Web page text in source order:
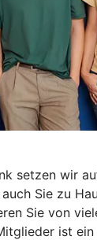
setzen wir
Sie zu
Sie von
ist